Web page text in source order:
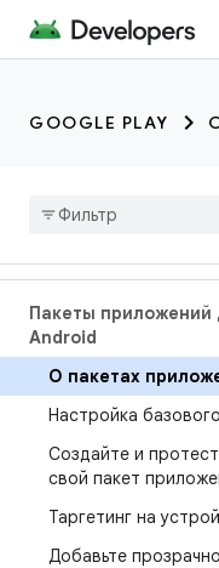
GOOGLE PLAY
Пакеты приложений
Android
О пакетах
Настройка
Создайте и
свой пакет
Таргетинг на
Добавьте